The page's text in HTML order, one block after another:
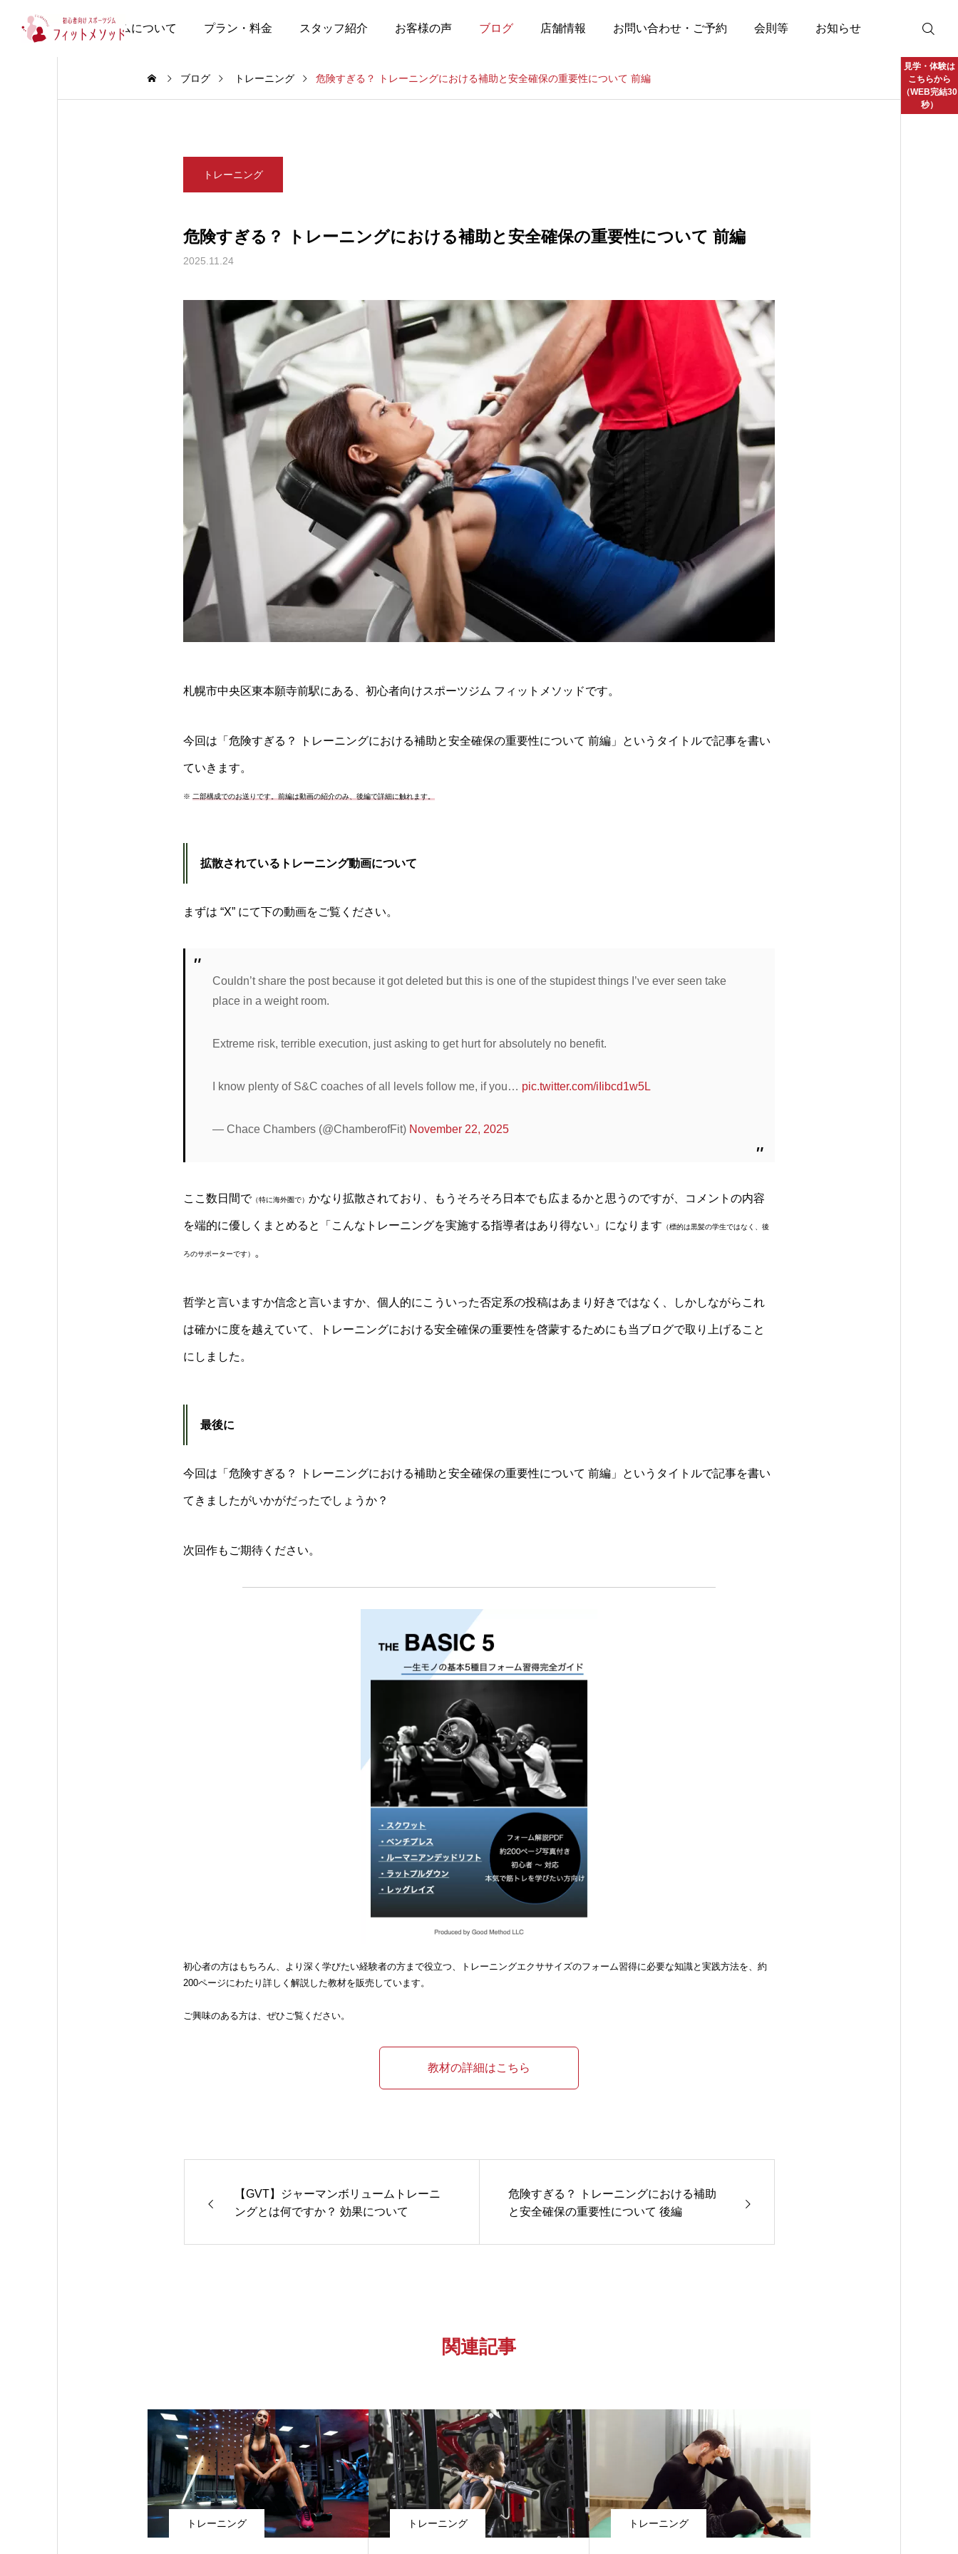
当ジムについて プラン・料金 スタッフ紹介 お客様の声 ブログ 店舗情報 お問い合わせ・ご予約 会則等 お知らせ
見学・体験は
こちらから
（WEB完結30
秒）
ブログ トレーニング 危険すぎる？ トレーニングにおける補助と安全確保の重要性について 前編
トレーニング
危険すぎる？ トレーニングにおける補助と安全確保の重要性について 前編
2025.11.24
札幌市中央区東本願寺前駅にある、初心者向けスポーツジム フィットメソッドです。
今回は「危険すぎる？ トレーニングにおける補助と安全確保の重要性について 前編」というタイトルで記事を書い
ていきます。
※ 二部構成でのお送りです。前編は動画の紹介のみ、後編で詳細に触れます。
拡散されているトレーニング動画について
まずは “X” にて下の動画をご覧ください。
Couldn’t share the post because it got deleted but this is one of the stupidest things I’ve ever seen take
place in a weight room.
Extreme risk, terrible execution, just asking to get hurt for absolutely no benefit.
I know plenty of S&C coaches of all levels follow me, if you… pic.twitter.com/iIibcd1w5L
— Chace Chambers (@ChamberofFit) November 22, 2025
ここ数日間で（特に海外圏で） かなり拡散されており、もうそろそろ日本でも広まるかと思うのですが、コメントの内容
を端的に優しくまとめると「こんなトレーニングを実施する指導者はあり得ない」になります （標的は黒髪の学生ではなく、後
ろのサポーターです） 。
哲学と言いますか信念と言いますか、個人的にこういった否定系の投稿はあまり好きではなく、しかしながらこれ
は確かに度を越えていて、トレーニングにおける安全確保の重要性を啓蒙するためにも当ブログで取り上げること
にしました。
最後に
今回は「危険すぎる？ トレーニングにおける補助と安全確保の重要性について 前編」というタイトルで記事を書い
てきましたがいかがだったでしょうか？
次回作もご期待ください。
初心者の方はもちろん、より深く学びたい経験者の方まで役立つ、トレーニングエクササイズのフォーム習得に必要な知識と実践方法を、約
200ページにわたり詳しく解説した教材を販売しています。
ご興味のある方は、ぜひご覧ください。
教材の詳細はこちら
【GVT】ジャーマンボリュームトレーニ
ングとは何ですか？ 効果について
危険すぎる？ トレーニングにおける補助
と安全確保の重要性について 後編
関連記事
トレーニング トレーニング トレーニング